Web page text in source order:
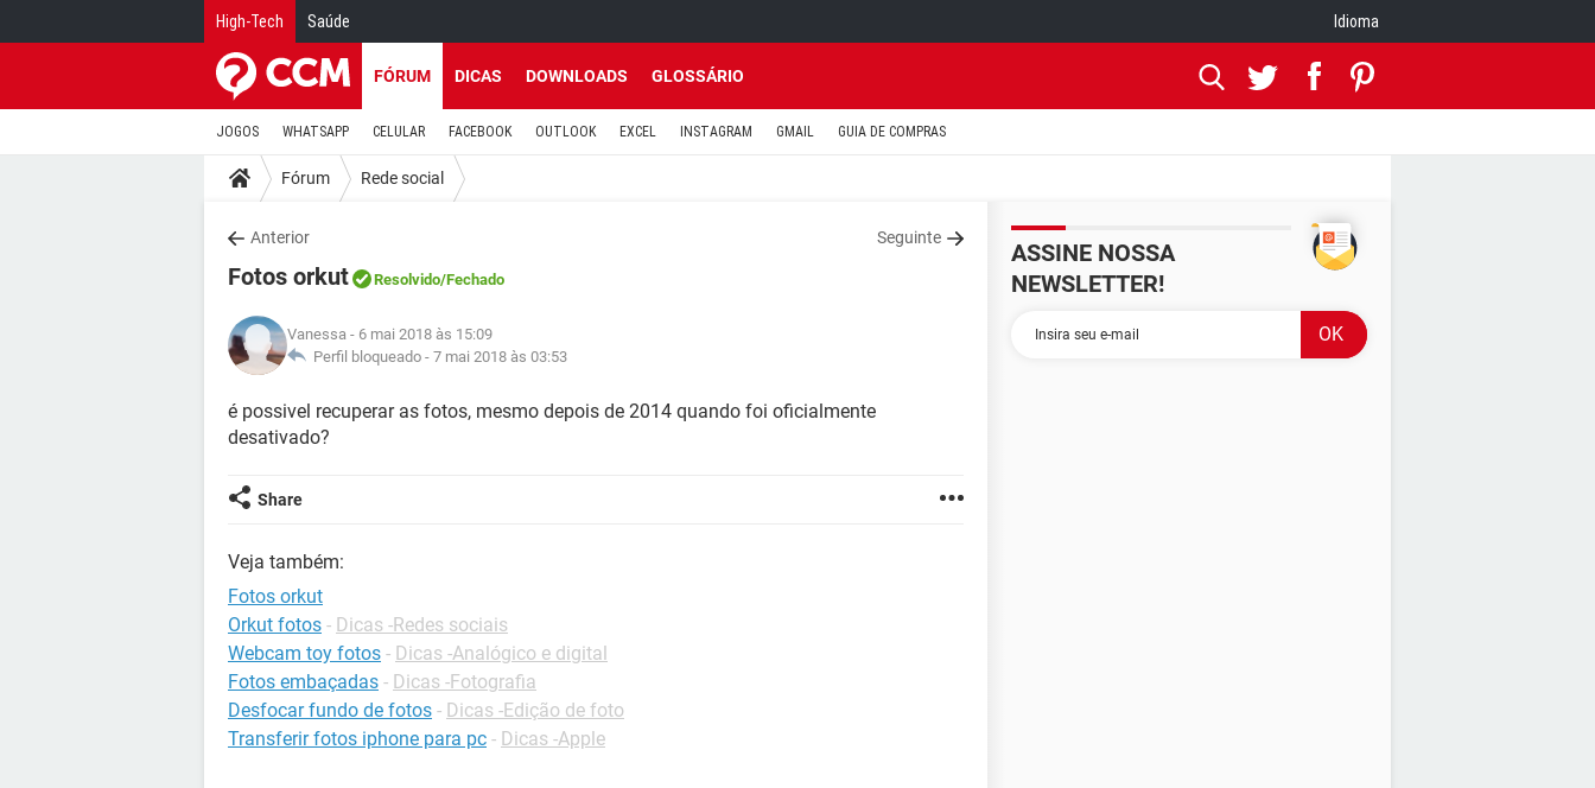
High-Tech Saúde Idioma
FÓRUM DICAS DOWNLOADS GLOSSÁRIO
JOGOS WHATSAPP CELULAR FACEBOOK OUTLOOK EXCEL INSTAGRAM GMAIL GUIA DE COMPRAS
Fórum Rede social
Anterior Seguinte
Fotos orkut Resolvido/Fechado
Vanessa - 6 mai 2018 às 15:09
Perfil bloqueado - 7 mai 2018 às 03:53
é possivel recuperar as fotos, mesmo depois de 2014 quando foi oficialmente
desativado?
Share
Veja também:
Fotos orkut
Orkut fotos - Dicas -Redes sociais
Webcam toy fotos - Dicas -Analógico e digital
Fotos embaçadas - Dicas -Fotografia
Desfocar fundo de fotos - Dicas -Edição de foto
Transferir fotos iphone para pc - Dicas -Apple
ASSINE NOSSA
NEWSLETTER!